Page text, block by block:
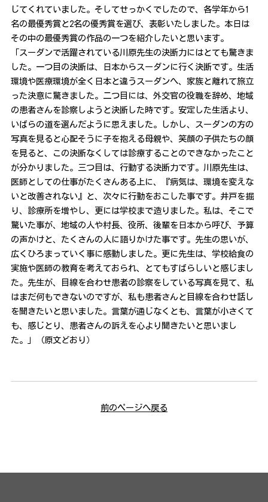
じてくれていました。そしてせっかくでしたので、各学年から1
名の最優秀賞と2名の優秀賞を選び、表彰いたしました。本日は
その中の最優秀賞の作品の一つを紹介したいと思います。
「スーダンで活躍されている川原先生の決断力にはとても驚きま
した。一つ目の決断は、日本からスーダンに行く決断です。生活
環境や医療環境が全く日本と違うスーダンへ、家族と離れて旅立
った決意に驚きました。二つ目には、外交官の役職を辞め、地域
の患者さんを診察しようと決断した時です。安定した生活より、
いばらの道を選んだように思えました。しかし、スーダンの方の
写真を見ると心配そうに子を抱える母親や、笑顔の子供たちの顔
を見ると、この決断なくしては診療することのできなかったこと
が分かりました。三つ目は、行動する決断力です。川原先生は、
医師としての仕事がたくさんある上に、『病気は、環境を変えな
いと改善されない』と、次々に行動をおこした事です。井戸を掘
り、診療所を増やし、更には学校まで造りました。私は、そこで
驚いた事が、地域の人や村長、役所、後輩を日本から呼び、予算
の声かけと、たくさんの人に語りかけた事です。先生の思いが、
広くひろまっていく事に感動しました。更に先生は、学校給食の
実施や医師の教育を考えておられ、とてもすばらしいと感じまし
た。先生が、目線を合わせ患者の診察をしている写真を見て、私
はまだ何もできないのですが、私も患者さんと目線を合わせ話し
を聞きたいと思いました。言葉が通じなくとも、言葉が小さくて
も、感じとり、患者さんの訴えを心より聞きたいと思いまし
た。」（原文どおり）
前のページへ戻る